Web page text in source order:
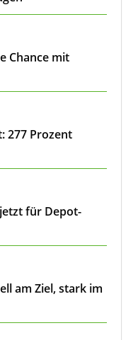
Chance mit
277 Prozent
für Depot-
am Ziel, stark im